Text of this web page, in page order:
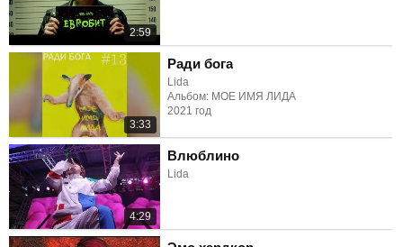
2:59
3:33
Ради бога
Lida
Альбом: МОЕ ИМЯ ЛИДА
2021 год
4:29
Влюблино
Lida